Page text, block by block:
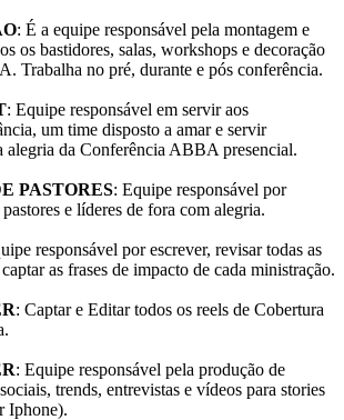
: É a equipe responsável pela montagem e
os bastidores, salas, workshops e decoração
Trabalha no pré, durante e pós conferência.
: Equipe responsável em servir aos
um time disposto a amar e servir
alegria da Conferência ABBA presencial.
PASTORES: Equipe responsável por
e líderes de fora com alegria.
responsável por escrever, revisar todas as
as frases de impacto de cada ministração.
: Captar e Editar todos os reels de Cobertura
: Equipe responsável pela produção de
trends, entrevistas e vídeos para stories
Iphone).